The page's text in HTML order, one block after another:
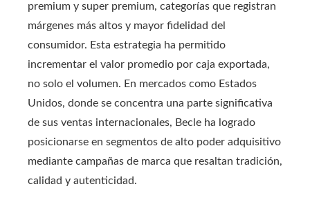
premium y super premium, categorías que registran
márgenes más altos y mayor fidelidad del
consumidor. Esta estrategia ha permitido
incrementar el valor promedio por caja exportada,
no solo el volumen. En mercados como Estados
Unidos, donde se concentra una parte significativa
de sus ventas internacionales, Becle ha logrado
posicionarse en segmentos de alto poder adquisitivo
mediante campañas de marca que resaltan tradición,
calidad y autenticidad.